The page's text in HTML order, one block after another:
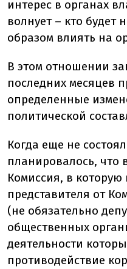
интерес в органах
волнует – кто будет
образом влиять на
В этом отношении
последних месяцев
определенные
политической
Когда еще не
планировалось, что
Комиссия, в которую
представителя от
(не обязательно
общественных
деятельности
противодействие